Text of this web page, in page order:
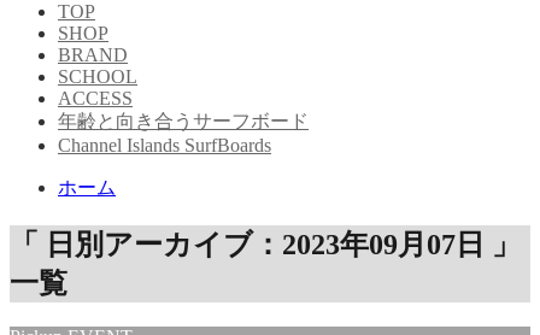
TOP
SHOP
BRAND
SCHOOL
ACCESS
年齢と向き合うサーフボード
Channel Islands SurfBoards
ホーム
「 日別アーカイブ：2023年09月07日 」
一覧